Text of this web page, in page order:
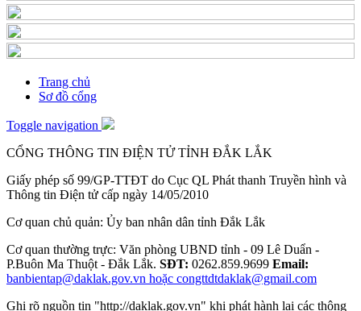
Trang chủ
Sơ đồ cổng
Toggle navigation
CỔNG THÔNG TIN ĐIỆN TỬ TỈNH ĐẮK LẮK
Giấy phép số 99/GP-TTĐT do Cục QL Phát thanh Truyền hình và
Thông tin Điện tử cấp ngày 14/05/2010
Cơ quan chủ quản: Ủy ban nhân dân tỉnh Đắk Lắk
Cơ quan thường trực: Văn phòng UBND tỉnh - 09 Lê Duẩn -
P.Buôn Ma Thuột - Đắk Lắk. SĐT: 0262.859.9699 Email:
banbientap@daklak.gov.vn hoặc congttdtdaklak@gmail.com
Ghi rõ nguồn tin "http://daklak.gov.vn" khi phát hành lại các thông